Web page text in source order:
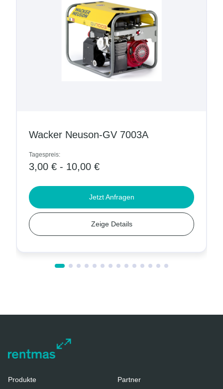
Wacker Neuson-GV 7003A
Tagespreis:
3,00 € - 10,00 €
Zeige Details
Jetzt Anfragen
Produkte
Partner